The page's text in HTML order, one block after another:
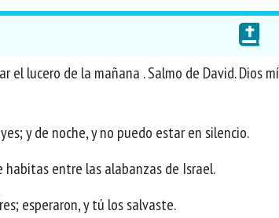
el lucero de la mañana . Salmo de David. Dios
y de noche, y no puedo estar en silencio.
habitas entre las alabanzas de Israel.
esperaron, y tú los salvaste.